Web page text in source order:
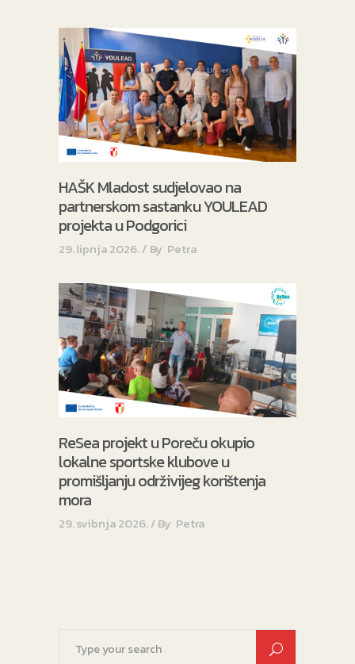
HAŠK Mladost sudjelovao na
partnerskom sastanku YOULEAD
projekta u Podgorici
29. lipnja 2026. By Petra
ReSea projekt u Poreču okupio
lokalne sportske klubove u
promišljanju održivijeg korištenja
mora
29. svibnja 2026. By Petra